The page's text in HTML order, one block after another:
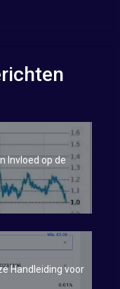
Invloed op de
Handleiding voor